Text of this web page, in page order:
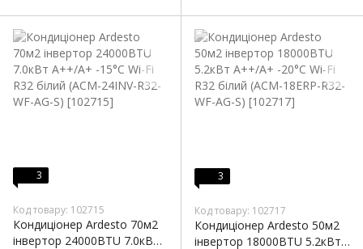
3
Код товару: 102715
Кондиціонер Ardesto 70м2
інвертор 24000BTU 7.0кВт
3
Код товару: 102717
Кондиціонер Ardesto 50м2
інвертор 18000BTU 5.2кВт